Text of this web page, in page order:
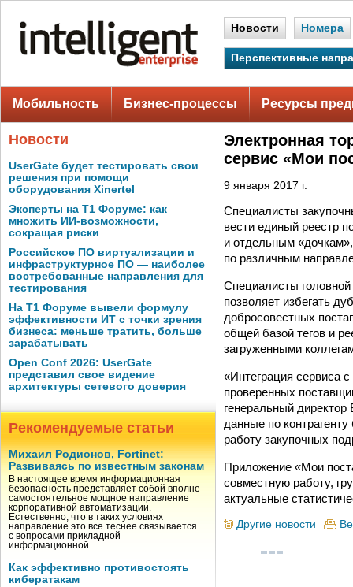
Новости Номера
Перспективные
Мобильность Бизнес-процессы Ресурсы
Новости
UserGate будет тестировать свои
решения при помощи
оборудования Xinertel
Эксперты на Т1 Форуме: как
множить ИИ-возможности,
сокращая риски
Российское ПО виртуализации и
инфраструктурное ПО — наиболее
востребованные направления для
тестирования
На Т1 Форуме вывели формулу
эффективности ИТ с точки зрения
бизнеса: меньше тратить, больше
зарабатывать
Open Conf 2026: UserGate
представил свое видение
архитектуры сетевого доверия
Рекомендуемые статьи
Михаил Родионов, Fortinet:
Развиваясь по известным законам
В настоящее время информационная
безопасность представляет собой вполне
самостоятельное мощное направление
корпоративной автоматизации.
Естественно, что в таких условиях
направление это все теснее связывается
с вопросами прикладной
информационной …
Как эффективно противостоять
кибератакам
Электронная
сервис «Мои
9 января 2017 г.
Специалисты
вести единый реестр
и отдельным
по различным
Специалисты головной
позволяет избегать
добросовестных
общей базой тегов и
загруженными
«Интеграция сервиса
проверенных
генеральный
данные по
работу закупочных
Приложение «Мои
совместную работу,
актуальные
Другие новости